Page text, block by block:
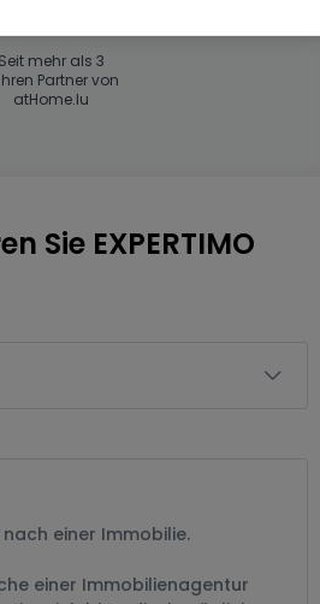
Seit mehr als 3
Partner von
atHome.lu
Sie EXPERTIMO